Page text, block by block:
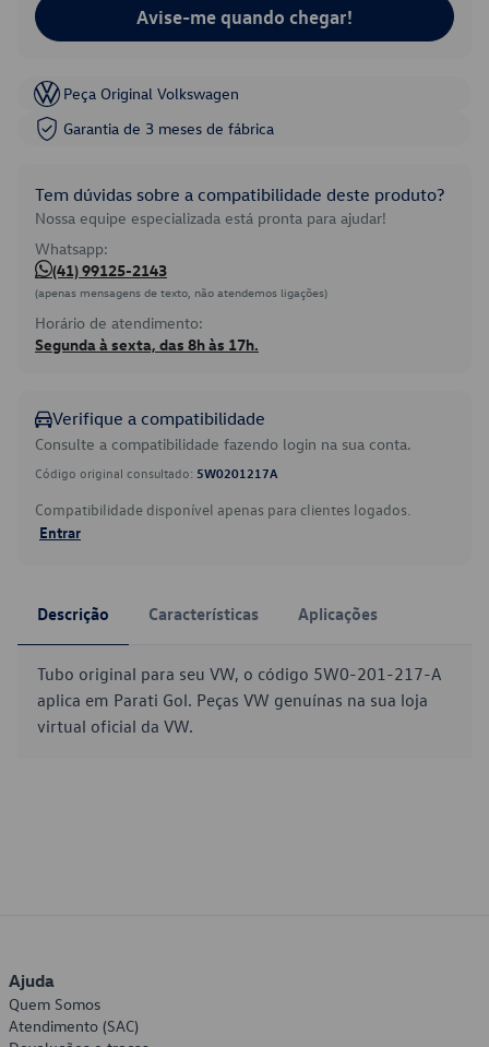
Avise-me quando chegar!
Peça Original Volkswagen
Garantia de 3 meses de fábrica
Tem dúvidas sobre a compatibilidade deste produto?
Nossa equipe especializada está pronta para ajudar!
Whatsapp:
(41) 99125-2143
(apenas mensagens de texto, não atendemos ligações)
Horário de atendimento:
Segunda à sexta, das 8h às 17h.
Verifique a compatibilidade
Consulte a compatibilidade fazendo login na sua conta.
Código original consultado: 5W0201217A
Compatibilidade disponível apenas para clientes logados.
Entrar
Descrição Características Aplicações
Tubo original para seu VW, o código 5W0-201-217-A
aplica em Parati Gol. Peças VW genuínas na sua loja
virtual oficial da VW.
Ajuda
Quem Somos
Atendimento (SAC)